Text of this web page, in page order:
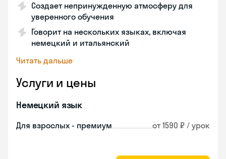
Создает непринужденную атмосферу для
уверенного обучения
Говорит на нескольких языках, включая
немецкий и итальянский
Читать дальше
Услуги и цены
Немецкий язык
Для взрослых - премиум от 1590 ₽ / урок